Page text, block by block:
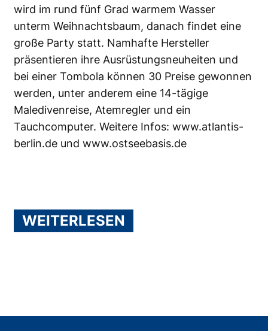
wird im rund fünf Grad warmem Wasser
unterm Weihnachtsbaum, danach findet eine
große Party statt. Namhafte Hersteller
präsentieren ihre Ausrüstungsneuheiten und
bei einer Tombola können 30 Preise gewonnen
werden, unter anderem eine 14-tägige
Maledivenreise, Atemregler und ein
Tauchcomputer. Weitere Infos: www.atlantis-
berlin.de und www.ostseebasis.de
WEITERLESEN